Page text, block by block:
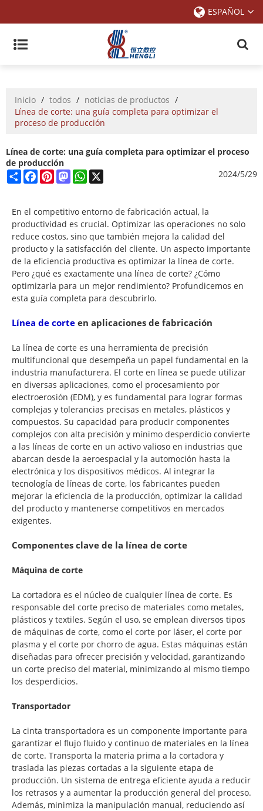
ESPAÑOL
Inicio / todos / noticias de productos /
Línea de corte: una guía completa para optimizar el
proceso de producción
Línea de corte: una guía completa para optimizar el proceso
de producción
ShareFacebook
PinterestMastodonWhatsApp 2024/5/29
En el competitivo entorno de fabricación actual, la
productividad es crucial. Optimizar las operaciones no solo
reduce costos, sino que también mejora la calidad del
producto y la satisfacción del cliente. Un aspecto importante
de la eficiencia productiva es optimizar la línea de corte.
Pero ¿qué es exactamente una línea de corte? ¿Cómo
optimizarla para un mejor rendimiento? Profundicemos en
esta guía completa para descubrirlo.
Línea de corte en aplicaciones de fabricación
La línea de corte es una herramienta de precisión
multifuncional que desempeña un papel fundamental en la
industria manufacturera. El corte en línea se puede utilizar
en diversas aplicaciones, como el procesamiento por
electroerosión (EDM), y es fundamental para lograr formas
complejas y tolerancias precisas en metales, plásticos y
compuestos. Su capacidad para producir componentes
complejos con alta precisión y mínimo desperdicio convierte
a las líneas de corte en un activo valioso en industrias que
abarcan desde la aeroespacial y la automoción hasta la
electrónica y los dispositivos médicos. Al integrar la
tecnología de líneas de corte, los fabricantes pueden
mejorar la eficiencia de la producción, optimizar la calidad
del producto y mantenerse competitivos en mercados
exigentes.
Componentes clave de la línea de corte
Máquina de corte
La cortadora es el núcleo de cualquier línea de corte. Es
responsable del corte preciso de materiales como metales,
plásticos y textiles. Según el uso, se emplean diversos tipos
de máquinas de corte, como el corte por láser, el corte por
plasma y el corte por chorro de agua. Estas máquinas están
diseñadas para ofrecer precisión y velocidad, garantizando
un corte preciso del material, minimizando al mismo tiempo
los desperdicios.
Transportador
La cinta transportadora es un componente importante para
garantizar el flujo fluido y continuo de materiales en la línea
de corte. Transporta la materia prima a la cortadora y
traslada las piezas cortadas a la siguiente etapa de
producción. Un sistema de entrega eficiente ayuda a reducir
los retrasos y a aumentar la producción general del proceso.
Además, minimiza la manipulación manual, reduciendo así